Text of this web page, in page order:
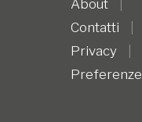
About
Contatti
Privacy